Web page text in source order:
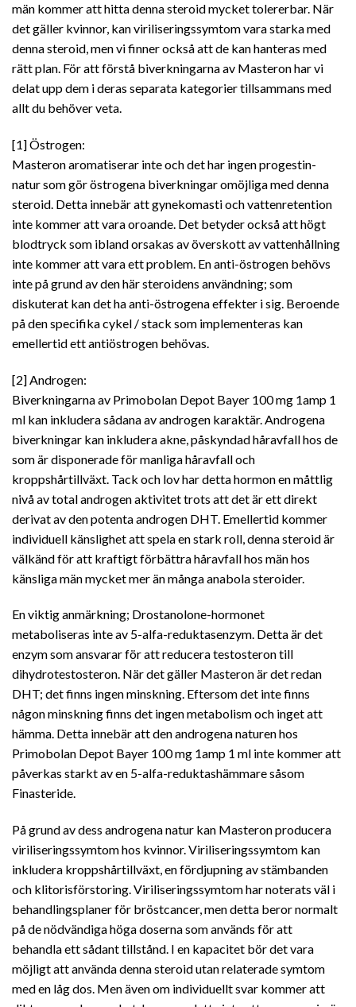
män kommer att hitta denna steroid mycket tolererbar. När
det gäller kvinnor, kan viriliseringssymtom vara starka med
denna steroid, men vi finner också att de kan hanteras med
rätt plan. För att förstå biverkningarna av Masteron har vi
delat upp dem i deras separata kategorier tillsammans med
allt du behöver veta.
[1] Östrogen:
Masteron aromatiserar inte och det har ingen progestin-
natur som gör östrogena biverkningar omöjliga med denna
steroid. Detta innebär att gynekomasti och vattenretention
inte kommer att vara oroande. Det betyder också att högt
blodtryck som ibland orsakas av överskott av vattenhållning
inte kommer att vara ett problem. En anti-östrogen behövs
inte på grund av den här steroidens användning; som
diskuterat kan det ha anti-östrogena effekter i sig. Beroende
på den specifika cykel / stack som implementeras kan
emellertid ett antiöstrogen behövas.
[2] Androgen:
Biverkningarna av Primobolan Depot Bayer 100 mg 1amp 1
ml kan inkludera sådana av androgen karaktär. Androgena
biverkningar kan inkludera akne, påskyndad håravfall hos de
som är disponerade för manliga håravfall och
kroppshårtillväxt. Tack och lov har detta hormon en måttlig
nivå av total androgen aktivitet trots att det är ett direkt
derivat av den potenta androgen DHT. Emellertid kommer
individuell känslighet att spela en stark roll, denna steroid är
välkänd för att kraftigt förbättra håravfall hos män hos
känsliga män mycket mer än många anabola steroider.
En viktig anmärkning; Drostanolone-hormonet
metaboliseras inte av 5-alfa-reduktasenzym. Detta är det
enzym som ansvarar för att reducera testosteron till
dihydrotestosteron. När det gäller Masteron är det redan
DHT; det finns ingen minskning. Eftersom det inte finns
någon minskning finns det ingen metabolism och inget att
hämma. Detta innebär att den androgena naturen hos
Primobolan Depot Bayer 100 mg 1amp 1 ml inte kommer att
påverkas starkt av en 5-alfa-reduktashämmare såsom
Finasteride.
På grund av dess androgena natur kan Masteron producera
viriliseringssymtom hos kvinnor. Viriliseringssymtom kan
inkludera kroppshårtillväxt, en fördjupning av stämbanden
och klitorisförstoring. Viriliseringssymtom har noterats väl i
behandlingsplaner för bröstcancer, men detta beror normalt
på de nödvändiga höga doserna som används för att
behandla ett sådant tillstånd. I en kapacitet bör det vara
möjligt att använda denna steroid utan relaterade symtom
med en låg dos. Men även om individuellt svar kommer att